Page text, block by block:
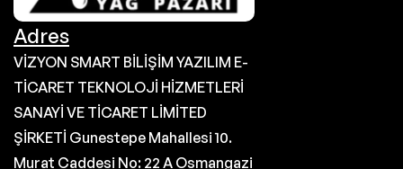
Adres
VİZYON SMART BİLİŞİM YAZILIM E-
TİCARET TEKNOLOJİ HİZMETLERİ
SANAYİ VE TİCARET LİMİTED
ŞİRKETİ Gunestepe Mahallesi 10.
Murat Caddesi No: 22 A Osmangazi